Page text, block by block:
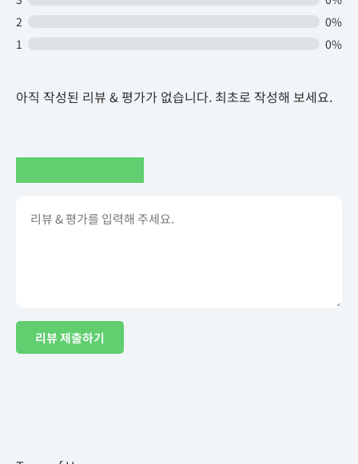
2
0%
1
0%
아직 작성된 리뷰 & 평가가 없습니다. 최초로 작성해 보세요.
리뷰 제출하기